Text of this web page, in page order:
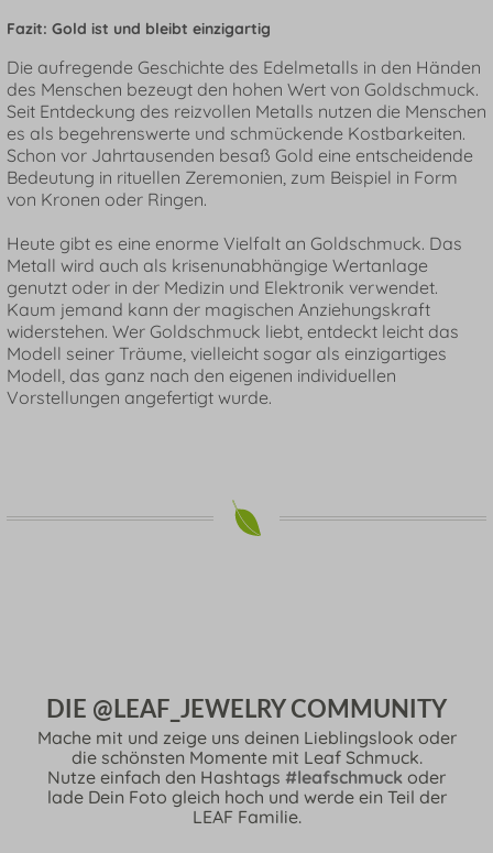
Fazit: Gold ist und bleibt einzigartig
Die aufregende Geschichte des Edelmetalls in den Händen
des Menschen bezeugt den hohen Wert von Goldschmuck.
Seit Entdeckung des reizvollen Metalls nutzen die Menschen
es als begehrenswerte und schmückende Kostbarkeiten.
Schon vor Jahrtausenden besaß Gold eine entscheidende
Bedeutung in rituellen Zeremonien, zum Beispiel in Form
von Kronen oder Ringen.
Heute gibt es eine enorme Vielfalt an Goldschmuck. Das
Metall wird auch als krisenunabhängige Wertanlage
genutzt oder in der Medizin und Elektronik verwendet.
Kaum jemand kann der magischen Anziehungskraft
widerstehen. Wer Goldschmuck liebt, entdeckt leicht das
Modell seiner Träume, vielleicht sogar als einzigartiges
Modell, das ganz nach den eigenen individuellen
Vorstellungen angefertigt wurde.
DIE @LEAF_JEWELRY COMMUNITY
Mache mit und zeige uns deinen Lieblingslook oder
die schönsten Momente mit Leaf Schmuck.
Nutze einfach den Hashtags #leafschmuck oder
lade Dein Foto gleich hoch und werde ein Teil der
LEAF Familie.